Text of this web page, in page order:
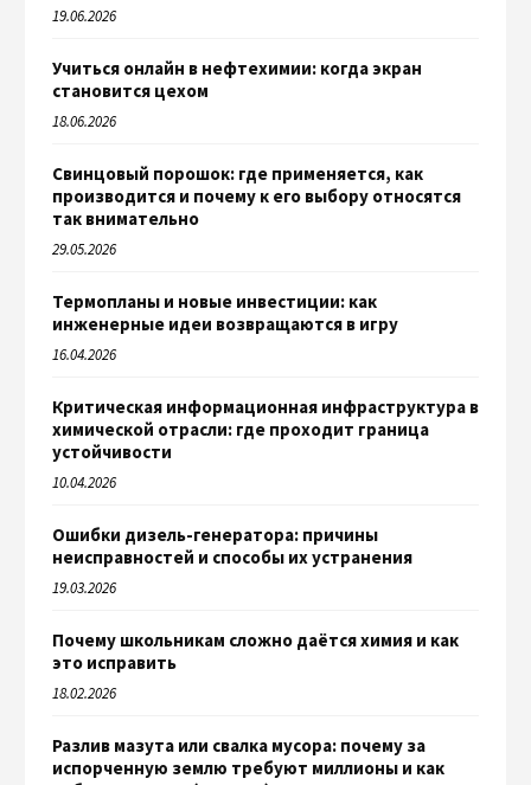
19.06.2026
Учиться онлайн в нефтехимии: когда экран
становится цехом
18.06.2026
Свинцовый порошок: где применяется, как
производится и почему к его выбору относятся
так внимательно
29.05.2026
Термопланы и новые инвестиции: как
инженерные идеи возвращаются в игру
16.04.2026
Критическая информационная инфраструктура в
химической отрасли: где проходит граница
устойчивости
10.04.2026
Ошибки дизель-генератора: причины
неисправностей и способы их устранения
19.03.2026
Почему школьникам сложно даётся химия и как
это исправить
18.02.2026
Разлив мазута или свалка мусора: почему за
испорченную землю требуют миллионы и как